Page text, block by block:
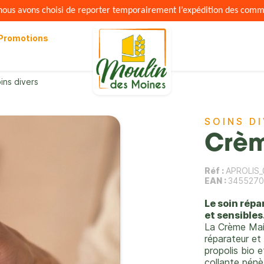
avons choisi de reporter temporairement l’expédition des
divers
SOINS
Réf :
EAN :
Le soin
et
La Crème
réparateur et
propolis bio